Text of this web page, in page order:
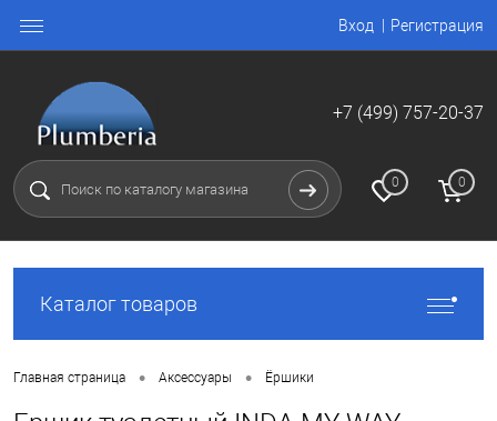
Вход Регистрация
+7 (499) 757-20-37
0 0
Каталог товаров
Главная страница • Аксессуары • Ёршики